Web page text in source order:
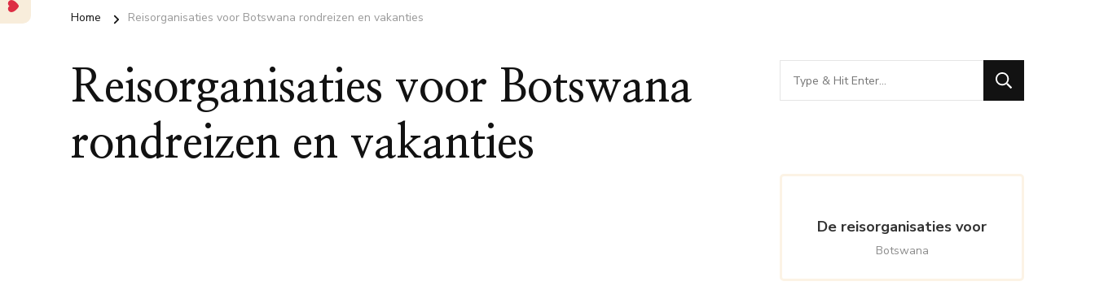
Home Reisorganisaties voor Botswana rondreizen en vakanties
Reisorganisaties voor Botswana
rondreizen en vakanties
Looking
for
De reisorganisaties voor
Botswana